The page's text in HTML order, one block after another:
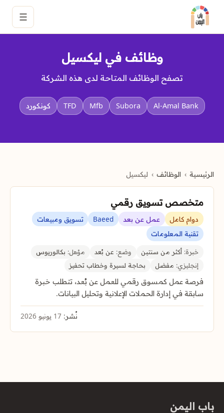
☰
وظائف في ليكسيل
تصفح الوظائف المتاحة لدى هذه الشركة
Al-Amal Bank
Subora
Mfb
TFD كونكورد
الرئيسية الوظائف ليكسيل
متخصص تسويق رقمي
دوام كامل عمل عن بعد Baeed
تسويق ومبيعات
تقنية المعلومات
خبرة: أكثر من سنتين وضع: عن بُعد مؤهل: بكالوريوس
إنجليزي: مفضل بحاجة لسيرة وخطاب تحفيز
فرصة عمل كمسوق رقمي للعمل عن بُعد، تتطلب خبرة
سابقة في إدارة الحملات الإعلانية وتحليل البيانات.
نُشر:
باب اليمن